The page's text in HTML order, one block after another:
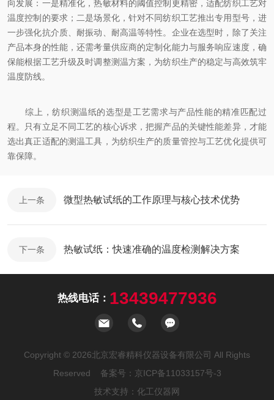
向发展：一是精准化，热敏材料的阈值控制更精密，适配纺织工艺对
温度控制的要求；二是场景化，针对不同纺织工艺推出专用型号，进
一步强化抗介质、耐振动、耐高温等特性。企业在选型时，除了关注
产品本身的性能，还需考量供应商的定制化能力与服务响应速度，确
保能根据工艺升级及时调整测温方案，为纺织生产的稳定与高效筑牢
温度防线。
综上，纺织测温纸的选型是工艺需求与产品性能的精准匹配过
程。只有立足不同工艺的核心诉求，把握产品的关键性能差异，才能
选出真正适配的测温工具，为纺织生产的质量管控与工艺优化提供可
靠保障。
上一条 微型热敏试纸的工作原理与核心技术优势
下一条 热敏试纸：快速准确的温度检测解决方案
热线电话： 13439477936
Copyright © 2026北京宏睿精科仪器设备有限公司 All Rights
Reserved 备案号： 京ICP备11033157号-3
技术支持： 化工仪器网